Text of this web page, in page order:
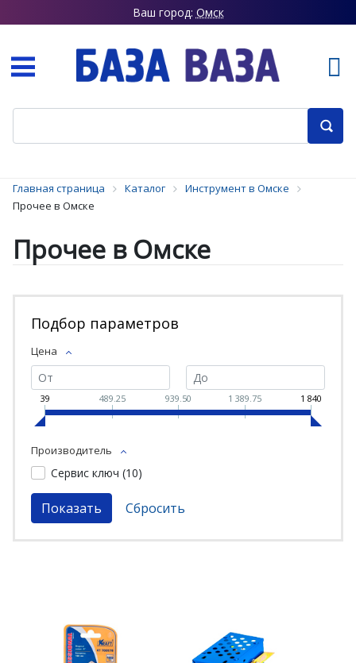
Ваш город: Омск
Главная страница Каталог
Инструмент в Омске
Прочее в Омске
Прочее в Омске
Подбор параметров
Цена
39 489.25 939.50 1 389.75 1 840
Производитель
Сервис ключ (10)